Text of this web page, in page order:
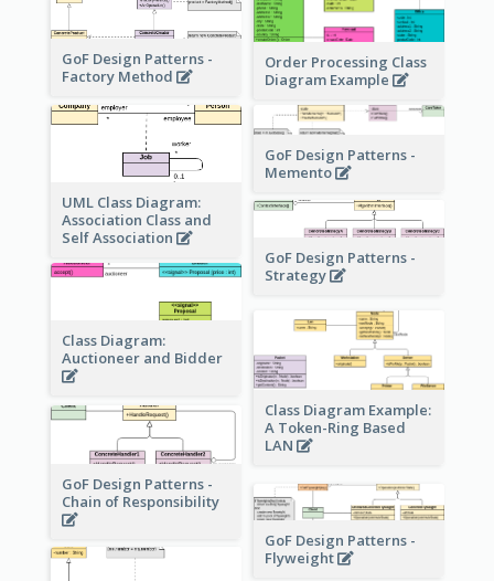
Order Processing Class
Diagram Example
GoF Design Patterns -
Factory Method
UML Class Diagram:
Association Class and
Self Association
GoF Design Patterns -
Memento
GoF Design Patterns -
Strategy
Class Diagram:
Auctioneer and Bidder
Class Diagram Example:
A Token-Ring Based
LAN
GoF Design Patterns -
Chain of Responsibility
GoF Design Patterns -
Flyweight